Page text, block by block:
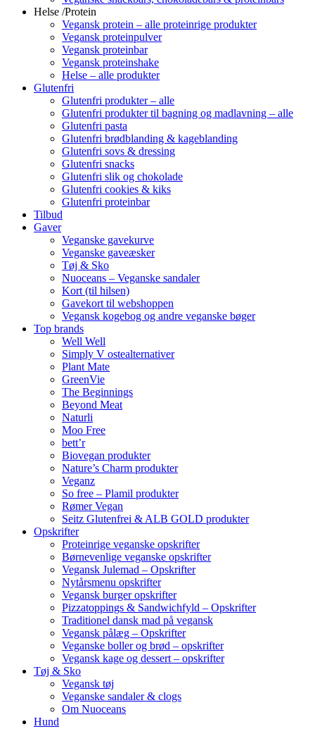
Helse /Protein
Vegansk protein – alle proteinrige produkter
Vegansk proteinpulver
Vegansk proteinbar
Vegansk proteinshake
Helse – alle produkter
Glutenfri
Glutenfri produkter – alle
Glutenfri produkter til bagning og madlavning – alle
Glutenfri pasta
Glutenfri brødblanding & kageblanding
Glutenfri sovs & dressing
Glutenfri snacks
Glutenfri slik og chokolade
Glutenfri cookies & kiks
Glutenfri proteinbar
Tilbud
Gaver
Veganske gavekurve
Veganske gaveæsker
Tøj & Sko
Nuoceans – Veganske sandaler
Kort (til hilsen)
Gavekort til webshoppen
Vegansk kogebog og andre veganske bøger
Top brands
Well Well
Simply V ostealternativer
Plant Mate
GreenVie
The Beginnings
Beyond Meat
Naturli
Moo Free
bett’r
Biovegan produkter
Nature’s Charm produkter
Veganz
So free – Plamil produkter
Rømer Vegan
Seitz Glutenfrei & ALB GOLD produkter
Opskrifter
Proteinrige veganske opskrifter
Børnevenlige veganske opskrifter
Vegansk Julemad – Opskrifter
Nytårsmenu opskrifter
Vegansk burger opskrifter
Pizzatoppings & Sandwichfyld – Opskrifter
Traditionel dansk mad på vegansk
Vegansk pålæg – Opskrifter
Veganske boller og brød – opskrifter
Vegansk kage og dessert – opskrifter
Tøj & Sko
Vegansk tøj
Veganske sandaler & clogs
Om Nuoceans
Hund